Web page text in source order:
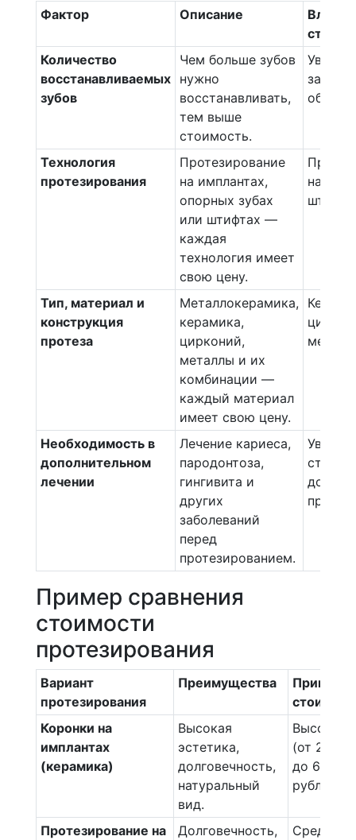
Фактор Описание
Количество
восстанавливаемых
зубов
Чем больше зубов
нужно
восстанавливать,
тем выше
стоимость.
за
Технология
протезирования
Протезирование
на имплантах,
опорных зубах
или штифтах —
каждая
технология имеет
свою цену.
на
Тип, материал и
конструкция
протеза
Металлокерамика,
керамика,
цирконий,
металлы и их
комбинации —
каждый материал
имеет свою цену.
Необходимость в
дополнительном
лечении
Лечение кариеса,
пародонтоза,
гингивита и
других
заболеваний
перед
протезированием.
Пример сравнения
стоимости
протезирования
Вариант
протезирования
Преимущества
Коронки на
имплантах
(керамика)
Высокая
эстетика,
долговечность,
натуральный
вид.
Высокая
(от 20
до 60 000
рублей)
Протезирование на
Долговечность,
Средняя